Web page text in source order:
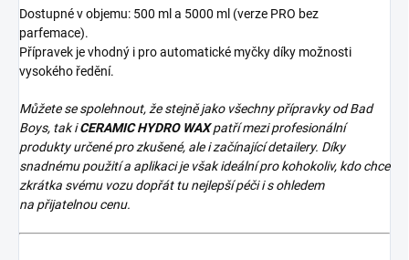
Dostupné v objemu: 500 ml a 5000 ml (verze PRO bez
parfemace).
Přípravek je vhodný i pro automatické myčky díky možnosti
vysokého ředění.
Můžete se spolehnout, že stejně jako všechny přípravky od Bad
Boys, tak iCERAMIC HYDRO WAXpatří mezi profesionální
produkty určené pro zkušené, ale i začínající detailery. Díky
snadnému použití a aplikaci je však ideální pro kohokoliv, kdo chce
zkrátka svému vozu dopřát tu nejlepší péči i s ohledem
na přijatelnou cenu.